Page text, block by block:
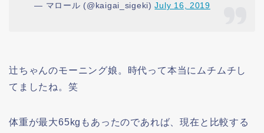
— マロール (@kaigai_sigeki)July 16, 2019
辻ちゃんのモーニング娘。時代って本当にムチムチし
てましたね。笑
体重が最大65kgもあったのであれば、現在と比較する